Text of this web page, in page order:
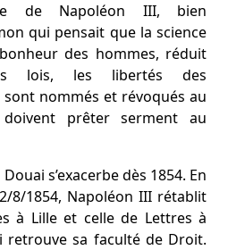
de Napoléon III, bien
qui pensait que la science
des hommes, réduit
lois, les libertés des
nommés et révoqués au
prêter serment au
s’exacerbe dès 1854. En
8/1854, Napoléon III rétablit
à Lille et celle de Lettres à
retrouve sa faculté de Droit.